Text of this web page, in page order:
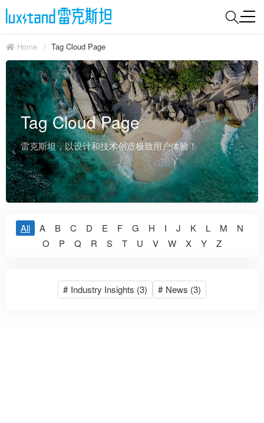
Home Tag Cloud Page
Tag Cloud Page
雷克斯坦，以设计和技术创造极致用户体验！
All A B C D E F G H I J K L M
N
O
P Q R S T U V W X Y Z
# Industry Insights (3) # News (3)